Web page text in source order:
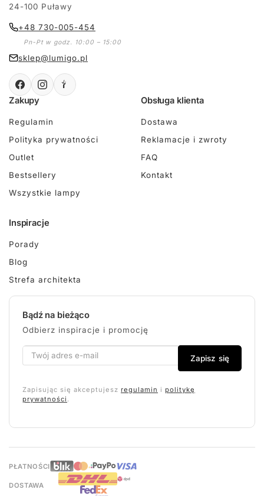
24-100 Puławy
+48 730-005-454
Pn-Pt w godz. 10:00 – 15:00
sklep@lumigo.pl
Zakupy
Regulamin
Polityka prywatności
Outlet
Bestsellery
Wszystkie lampy
Obsługa klienta
Dostawa
Reklamacje i zwroty
FAQ
Kontakt
Inspiracje
Porady
Blog
Strefa architekta
Bądź na bieżąco
Odbierz inspiracje i promocję
Zapisz się
Zapisując się akceptujesz regulamin i politykę
prywatności .
PŁATNOŚCI
DOSTAWA